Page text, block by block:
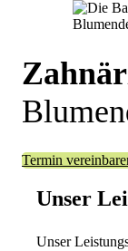
Termin
Unser
Unser